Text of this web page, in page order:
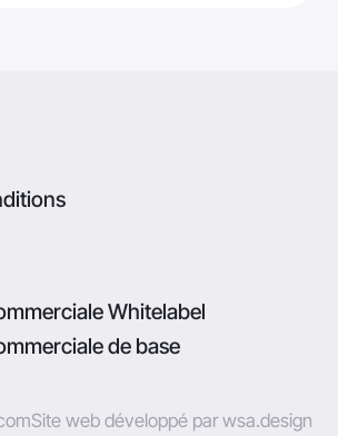
Whitelabel
de base
Site web développé par wsa.design